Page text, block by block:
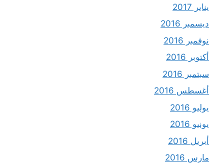
يناير 2017
ديسمبر 2016
نوفمبر 2016
أكتوبر 2016
سبتمبر 2016
أغسطس 2016
يوليو 2016
يونيو 2016
أبريل 2016
مارس 2016